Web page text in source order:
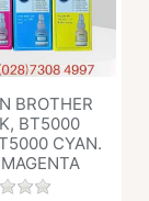
này.
BROTHER
BT5000
CYAN.
Chưa có đánh giá